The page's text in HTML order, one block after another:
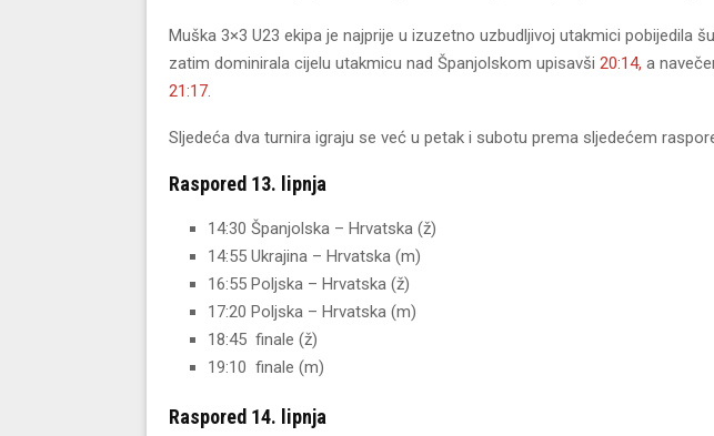
Muška 3×3 U23 ekipa je najprije u izuzetno uzbudljivoj utakmici pobijedila
zatim dominirala cijelu utakmicu nad Španjolskom upisavši 20:14, a
21:17
Sljedeća dva turnira igraju se već u petak i subotu prema sljedećem
Raspored 13. lipnja
14:30 Španjolska – Hrvatska (ž)
14:55 Ukrajina – Hrvatska (m)
16:55 Poljska – Hrvatska (ž)
17:20 Poljska – Hrvatska (m)
18:45 finale (ž)
19:10 finale (m)
Raspored 14. lipnja